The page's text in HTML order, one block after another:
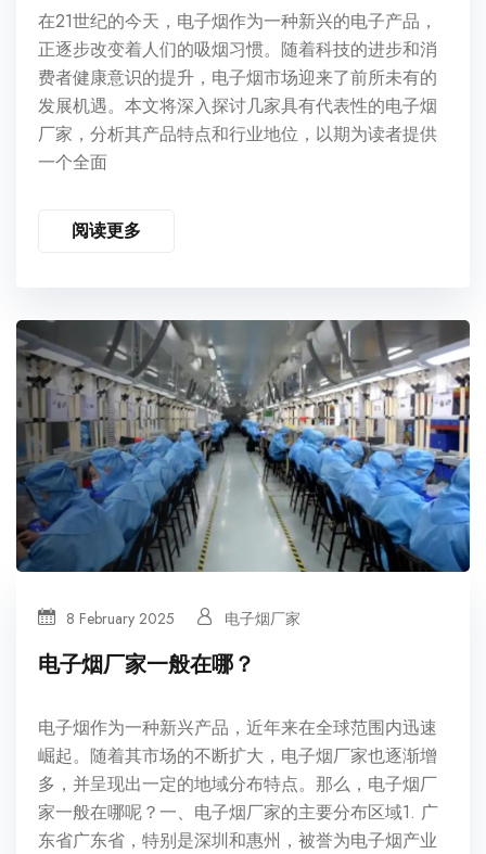
在21世纪的今天，电子烟作为一种新兴的电子产品，
正逐步改变着人们的吸烟习惯。随着科技的进步和消
费者健康意识的提升，电子烟市场迎来了前所未有的
发展机遇。本文将深入探讨几家具有代表性的电子烟
厂家，分析其产品特点和行业地位，以期为读者提供
一个全面
阅读更多
8 February 2025 电子烟厂家
电子烟厂家一般在哪？
电子烟作为一种新兴产品，近年来在全球范围内迅速
崛起。随着其市场的不断扩大，电子烟厂家也逐渐增
多，并呈现出一定的地域分布特点。那么，电子烟厂
家一般在哪呢？一、电子烟厂家的主要分布区域1. 广
东省广东省，特别是深圳和惠州，被誉为电子烟产业